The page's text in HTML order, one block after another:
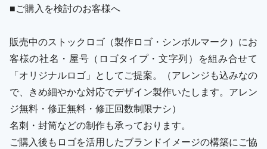
■ご購入を検討のお客様へ
販売中のストックロゴ（製作ロゴ・シンボルマーク）にお
客様の社名・屋号（ロゴタイプ・文字列）を組み合せて
「オリジナルロゴ」としてご提案。（アレンジも込みなの
で、きめ細やかな対応でデザイン製作いたします。アレン
ジ無料・修正無料・修正回数制限ナシ）
名刺・封筒などの制作も承っております。
ご購入後もロゴを活用したブランドイメージの構築にご協